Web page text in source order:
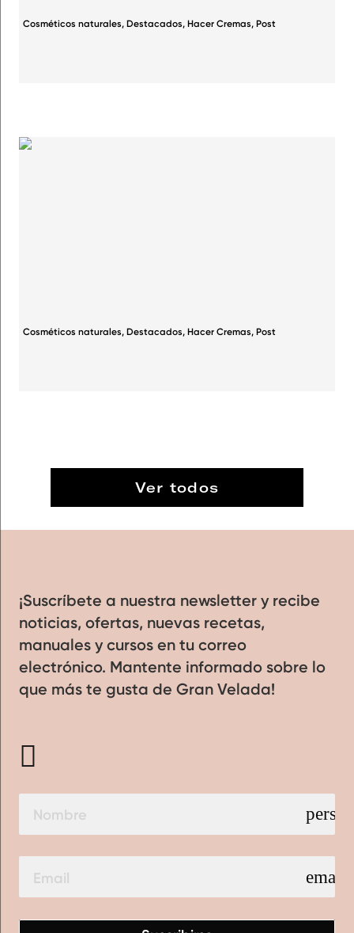
Cosméticos naturales, Destacados, Hacer Cremas, Post
Cosméticos naturales, Destacados, Hacer Cremas, Post
Ver todos
¡Suscríbete a nuestra newsletter y recibe
noticias, ofertas, nuevas recetas,
manuales y cursos en tu correo
electrónico. Mantente informado sobre lo
que más te gusta de Gran Velada!
email